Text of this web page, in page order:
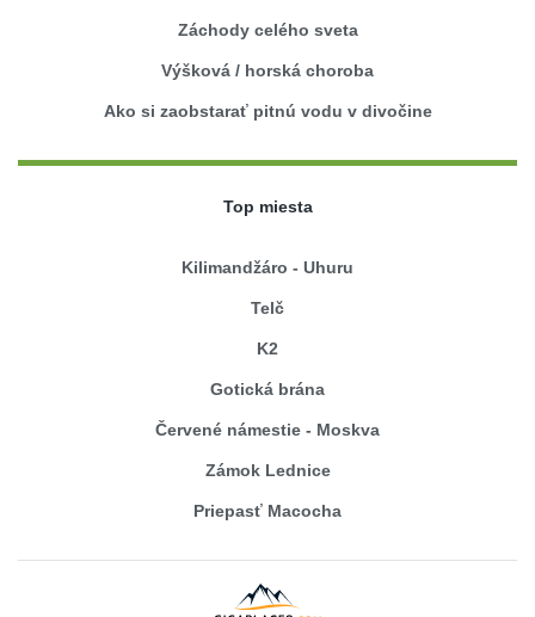
Záchody celého sveta
Výšková / horská choroba
Ako si zaobstarať pitnú vodu v divočine
Top miesta
Kilimandžáro - Uhuru
Telč
K2
Gotická brána
Červené námestie - Moskva
Zámok Lednice
Priepasť Macocha